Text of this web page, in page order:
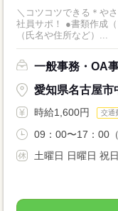
＼コツコツできる＊や
社員サポ！ ●書類作成
（氏名や住所など）...
一般事務・OA
愛知県名古屋市
時給1,600円 交通
09：00〜17：00
土曜日 日曜日 祝日